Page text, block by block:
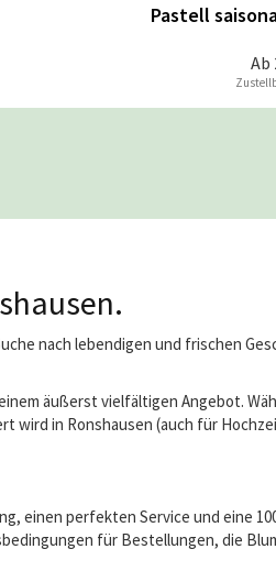
Ab
Pastell
nach lebendigen und frischen
äußerst vielfältigen Angebot.
wird in Ronshausen (auch für
einen perfekten Service und eine
für Bestellungen, die